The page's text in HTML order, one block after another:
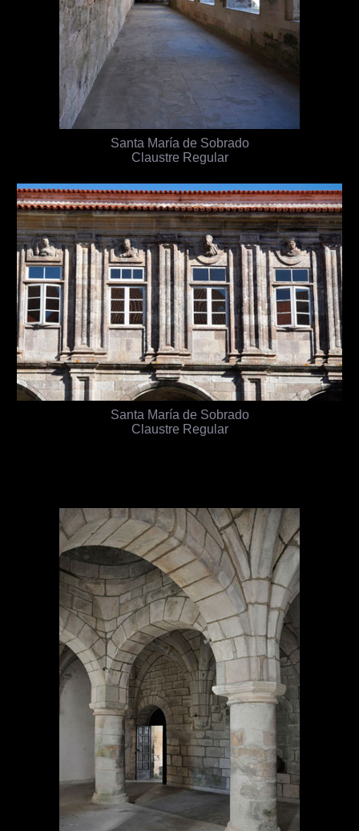
Santa María de Sobrado
Claustre Regular
Santa María de Sobrado
Claustre Regular